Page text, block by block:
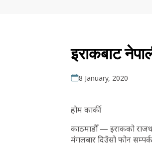
इराकबाट
8 January, 2020
होम कार्की
काठमाडौँ — इराकको
मंगलबार दिउँसो फोन